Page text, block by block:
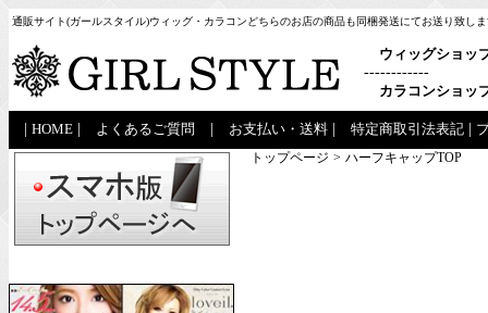
通販サイト(ガールスタイル)ウィッグ・カラコンどちらのお店の商品も同梱発送にてお送り致し
ウィッグショッ
------------
カラコンショッ
HOME よくあるご質問 お支払い・送料 特定商取引法表記
トップページ > ハーフキャップTOP